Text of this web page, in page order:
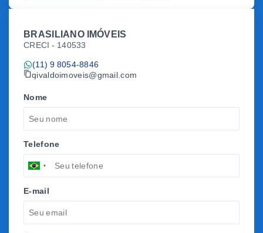
BRASILIANO IMÓVEIS
CRECI - 140533
(11) 9 8054-8846
givaldoimoveis@gmail.com
Nome
Telefone
E-mail